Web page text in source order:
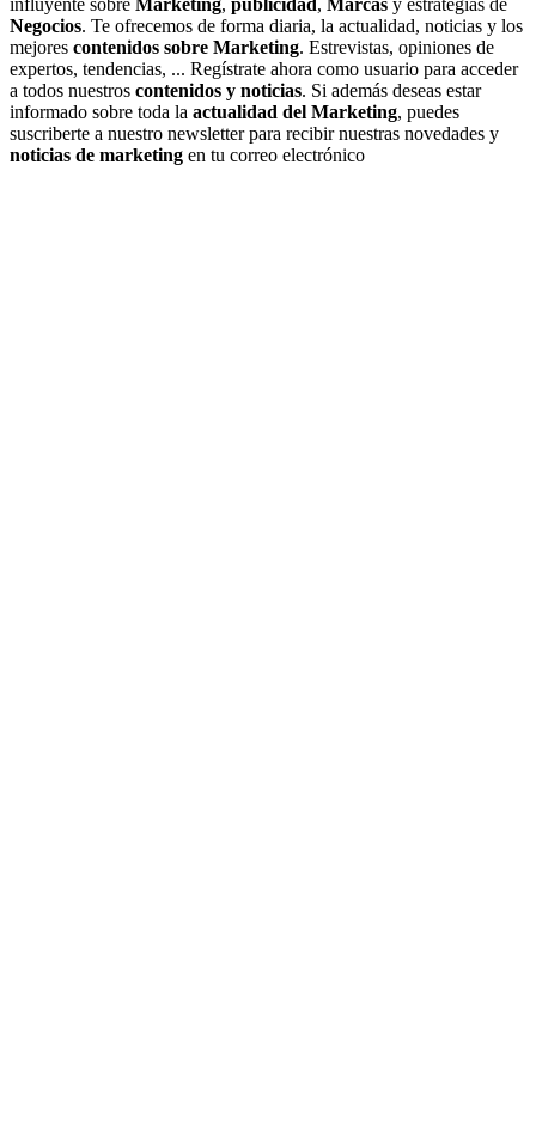
influyente sobre Marketing, publicidad , Marcas y estrategias de
Negocios. Te ofrecemos de forma diaria, la actualidad, noticias y los
mejores contenidos sobre Marketing. Estrevistas, opiniones de
expertos, tendencias, ... Regístrate ahora como usuario para acceder
a todos nuestros contenidos y noticias. Si además deseas estar
informado sobre toda la actualidad del Marketing, puedes
suscriberte a nuestro newsletter para recibir nuestras novedades y
noticias de marketing en tu correo electrónico